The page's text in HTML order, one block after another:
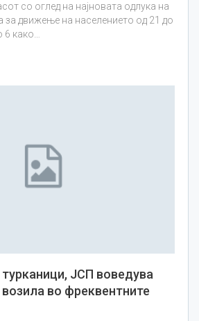
со оглед на најновата одлука на
за движење на населението од 21 до
како…
ЈСП воведува
во фреквентните